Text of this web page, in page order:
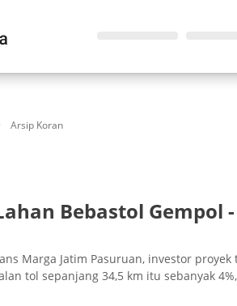
Arsip Koran
Bebastol Gempol
Marga Jatim Pasuruan, investor
tol sepanjang 34,5 km itu sebanyak